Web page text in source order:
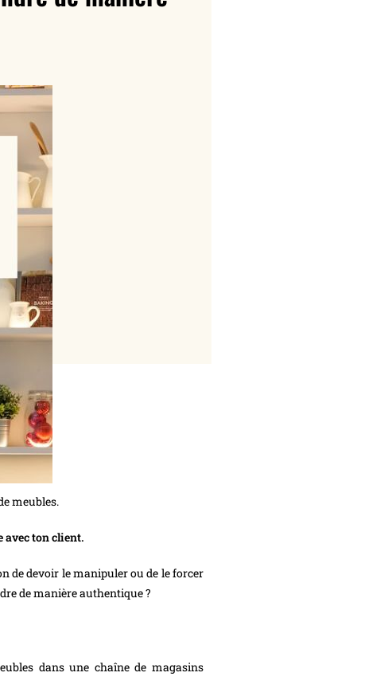
meubles.
avec ton client.
de devoir le manipuler ou de le forcer
de manière authentique ?
dans une chaîne de magasins